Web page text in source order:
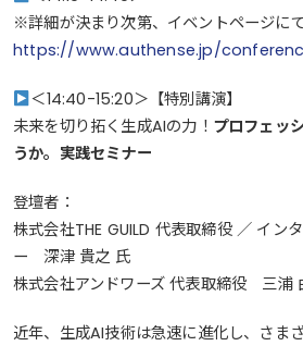
※詳細が決まり次第、イベントページに
https://www.authense.jp/
＜14:40-15:20＞【特別講演】
未来を切り拓く生成AIの力！ プロフェッ
うか。実践セミナー
登壇者：
株式会社THE GUILD 代表取締役 ／ イン
ー 深津 貴之 氏
株式会社アンドワーズ 代表取締役 三浦
近年、生成AI技術は急速に進化し、さま